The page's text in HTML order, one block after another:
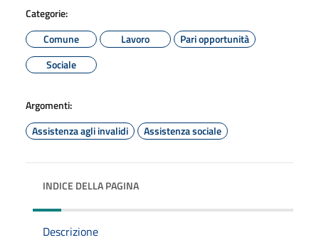
Categorie:
Comune
Lavoro
Pari opportunità
Sociale
Argomenti:
Assistenza agli invalidi
Assistenza sociale
INDICE DELLA PAGINA
Descrizione